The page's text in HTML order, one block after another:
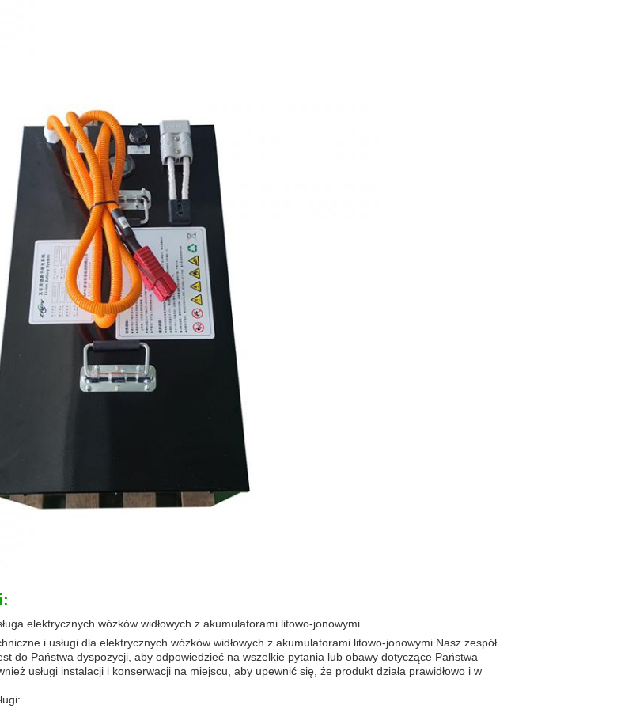
elektrycznych wózków widłowych z akumulatorami litowo-jonowymi
i usługi dla elektrycznych wózków widłowych z akumulatorami litowo-jonowymi.Nasz zespół
do Państwa dyspozycji, aby odpowiedzieć na wszelkie pytania lub obawy dotyczące Państwa
usługi instalacji i konserwacji na miejscu, aby upewnić się, że produkt działa prawidłowo i w